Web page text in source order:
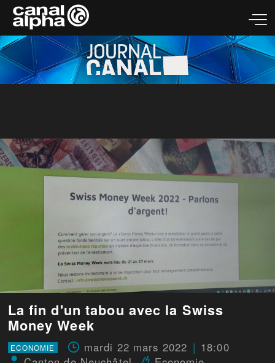
La fin d'un tabou avec la Swiss
Money Week
ECONOMIE mardi 22 mars 2022
18:00